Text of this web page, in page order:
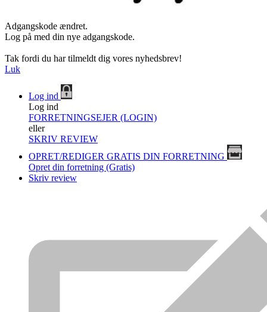
Adgangskode ændret.
Log på med din nye adgangskode.
Tak fordi du har tilmeldt dig vores nyhedsbrev!
Luk
Log ind
Log ind
FORRETNINGSEJER (LOGIN)
eller
SKRIV REVIEW
OPRET/REDIGER GRATIS DIN FORRETNING
Opret din forretning (Gratis)
Skriv review